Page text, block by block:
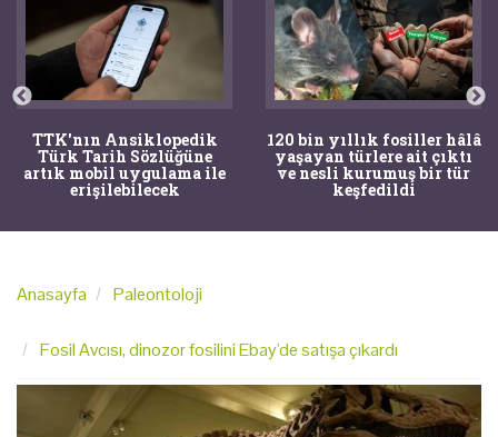
TTK'nın Ansiklopedik
Türk Tarih Sözlüğüne
artık mobil uygulama ile
erişilebilecek
120 bin yıllık fosiller hâlâ
yaşayan türlere ait çıktı
ve nesli kurumuş bir tür
keşfedildi
Anasayfa Paleontoloji
Fosil Avcısı, dinozor fosilini Ebay'de satışa çıkardı